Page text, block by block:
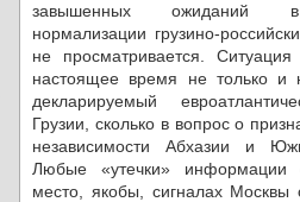
завышенных ожиданий
нормализации грузино-
не просматривается.
настоящее время не только и
декларируемый
Грузии, сколько в вопрос о
независимости Абхазии и
Любые «утечки»
место, якобы, сигналах Москвы